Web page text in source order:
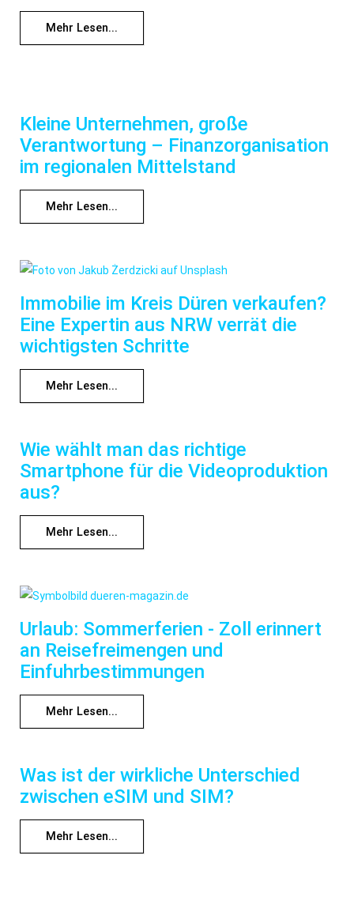
Mehr Lesen...
Kleine Unternehmen, große
Verantwortung – Finanzorganisation
im regionalen Mittelstand
Mehr Lesen...
Immobilie im Kreis Düren verkaufen?
Eine Expertin aus NRW verrät die
wichtigsten Schritte
Mehr Lesen...
Wie wählt man das richtige
Smartphone für die Videoproduktion
aus?
Mehr Lesen...
Urlaub: Sommerferien - Zoll erinnert
an Reisefreimengen und
Einfuhrbestimmungen
Mehr Lesen...
Was ist der wirkliche Unterschied
zwischen eSIM und SIM?
Mehr Lesen...